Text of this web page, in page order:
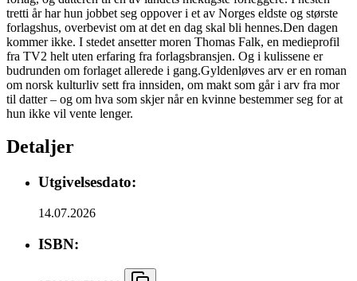
tretti år har hun jobbet seg oppover i et av Norges eldste og største
forlagshus, overbevist om at det en dag skal bli hennes.Den dagen
kommer ikke. I stedet ansetter moren Thomas Falk, en medieprofil
fra TV2 helt uten erfaring fra forlagsbransjen. Og i kulissene er
budrunden om forlaget allerede i gang.Gyldenløves arv er en roman
om norsk kulturliv sett fra innsiden, om makt som går i arv fra mor
til datter – og om hva som skjer når en kvinne bestemmer seg for at
hun ikke vil vente lenger.
Detaljer
Utgivelsesdato:
14.07.2026
ISBN: